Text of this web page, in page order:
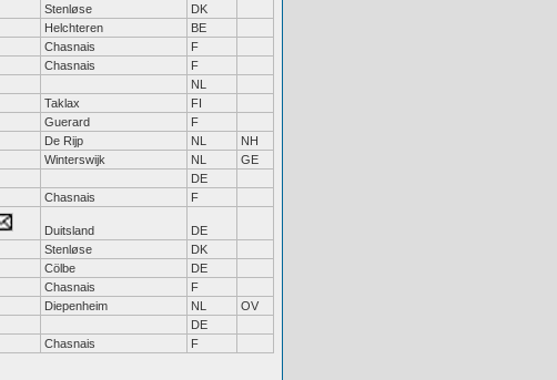
Stenløse
DK
Helchteren
BE
Chasnais
F
Chasnais
F
NL
Taklax
FI
Guerard
F
De Rijp NL
NH
Winterswijk NL
GE
DE
Chasnais F
Duitsland
DE
Stenløse
DK
Cölbe
DE
Chasnais
F
Diepenheim NL
OV
DE
Chasnais F